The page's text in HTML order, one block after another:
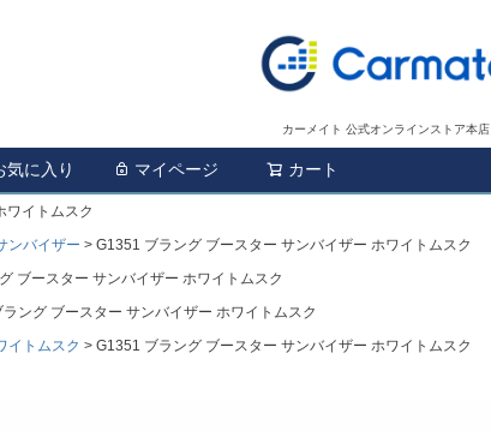
カーメイト 公式オンラインストア本店
気に入り マイページ カート
ワイトムスク
ンバイザー
G1351 ブラング ブースター サンバイザー ホワイトムスク
ブースター サンバイザー ホワイトムスク
ング ブースター サンバイザー ホワイトムスク
イトムスク G1351 ブラング ブースター サンバイザー ホワイトムスク